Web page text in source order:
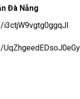
Đà Nẵng
i3ctjW9vgtg0ggqJl